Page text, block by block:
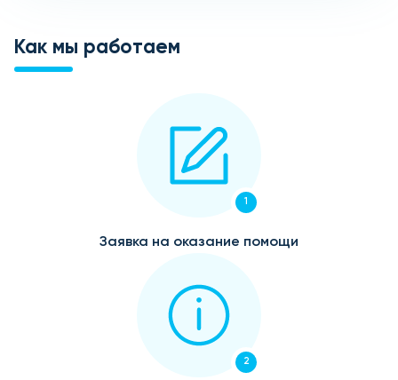
Как мы работаем
1
Заявка на оказание помощи
2